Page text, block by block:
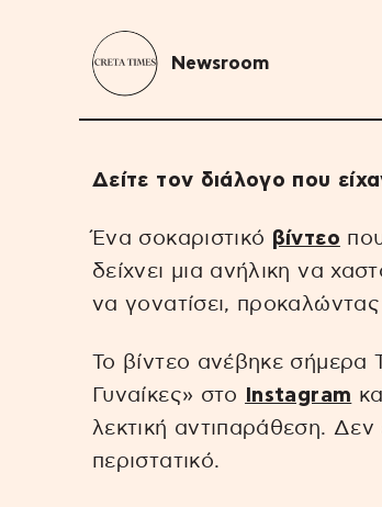
Newsroom
Δείτε τον διάλογο που
Ένα σοκαριστικό βίντεο
δείχνει μια ανήλικη να
να γονατίσει,
Το βίντεο ανέβηκε σήμερα
Γυναίκες» στο
Instagram
λεκτική αντιπαράθεση.
περιστατικό.